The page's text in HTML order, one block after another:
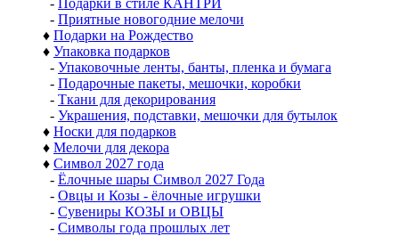
- Подарки в стиле КАНТРИ
- Приятные новогодние мелочи
♦ Подарки на Рождество
♦ Упаковка подарков
- Упаковочные ленты, банты, пленка и бумага
- Подарочные пакеты, мешочки, коробки
- Ткани для декорирования
- Украшения, подставки, мешочки для бутылок
♦ Носки для подарков
♦ Мелочи для декора
♦ Символ 2027 года
- Ёлочные шары Символ 2027 Года
- Овцы и Козы - ёлочные игрушки
- Сувениры КОЗЫ и ОВЦЫ
- Символы года прошлых лет